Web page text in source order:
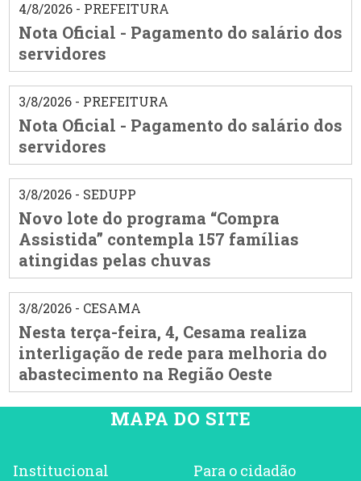
4/8/2026 - PREFEITURA
Nota Oficial - Pagamento do salário dos
servidores
3/8/2026 - PREFEITURA
Nota Oficial - Pagamento do salário dos
servidores
3/8/2026 - SEDUPP
Novo lote do programa “Compra
Assistida” contempla 157 famílias
atingidas pelas chuvas
3/8/2026 - CESAMA
Nesta terça-feira, 4, Cesama realiza
interligação de rede para melhoria do
abastecimento na Região Oeste
MAPA DO SITE
Institucional Para o cidadão